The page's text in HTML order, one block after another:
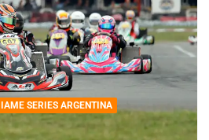
IAME SERIES ARGENTINA